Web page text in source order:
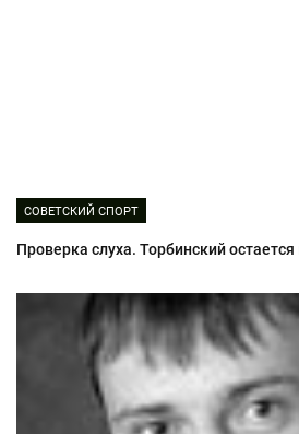
СОВЕТСКИЙ СПОРТ
Проверка слуха. Торбинский